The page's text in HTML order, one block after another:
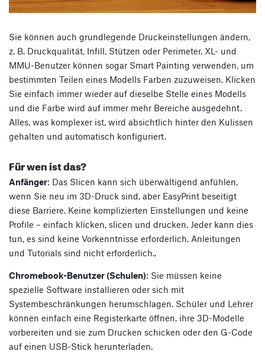
Sie können auch grundlegende Druckeinstellungen ändern,
z. B. Druckqualität, Infill, Stützen oder Perimeter. XL- und
MMU-Benutzer können sogar Smart Painting verwenden, um
bestimmten Teilen eines Modells Farben zuzuweisen. Klicken
Sie einfach immer wieder auf dieselbe Stelle eines Modells
und die Farbe wird auf immer mehr Bereiche ausgedehnt.
Alles, was komplexer ist, wird absichtlich hinter den Kulissen
gehalten und automatisch konfiguriert.
Für wen ist das?
Anfänger: Das Slicen kann sich überwältigend anfühlen,
wenn Sie neu im 3D-Druck sind, aber EasyPrint beseitigt
diese Barriere. Keine komplizierten Einstellungen und keine
Profile – einfach klicken, slicen und drucken. Jeder kann dies
tun, es sind keine Vorkenntnisse erforderlich. Anleitungen
und Tutorials sind nicht erforderlich..
Chromebook-Benutzer (Schulen): Sie müssen keine
spezielle Software installieren oder sich mit
Systembeschränkungen herumschlagen. Schüler und Lehrer
können einfach eine Registerkarte öffnen, ihre 3D-Modelle
vorbereiten und sie zum Drucken schicken oder den G-Code
auf einen USB-Stick herunterladen.